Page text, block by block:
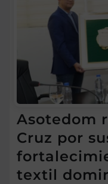
Asotedom
Cruz por
textil